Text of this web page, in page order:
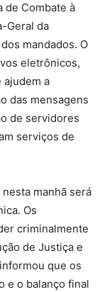
de Combate à
Geral da
mandados. O
eletrônicos,
a
das mensagens
de servidores
serviços de
manhã será
Os
criminalmente
de Justiça e
que os
e o balanço final